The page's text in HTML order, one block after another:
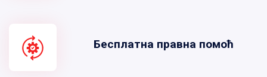
Бесплатна правна помоћ